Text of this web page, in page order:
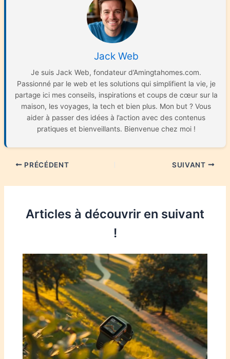
Jack Web
Je suis Jack Web, fondateur d’Amingtahomes.com.
Passionné par le web et les solutions qui simplifient la vie, je
partage ici mes conseils, inspirations et coups de cœur sur la
maison, les voyages, la tech et bien plus. Mon but ? Vous
aider à passer des idées à l’action avec des contenus
pratiques et bienveillants. Bienvenue chez moi !
PRÉCÉDENT SUIVANT
Articles à découvrir en suivant
!